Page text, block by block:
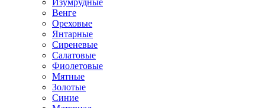
Изумрудные
Венге
Ореховые
Янтарные
Сиреневые
Салатовые
Фиолетовые
Мятные
Золотые
Синие